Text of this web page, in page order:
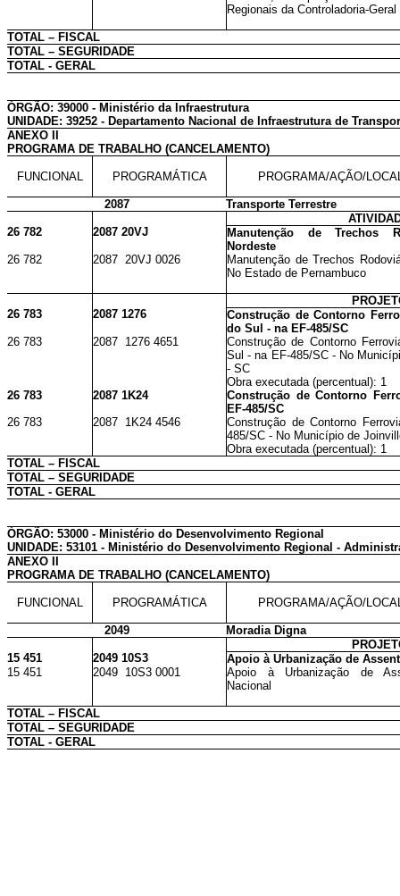
Regionais da Controladoria-
TOTAL – FISCAL
TOTAL – SEGURIDADE
TOTAL - GERAL
ÓRGÃO: 39000 - Ministério da Infraestrutura
UNIDADE: 39252 - Departamento Nacional de Infraestrutura de
ANEXO II
PROGRAMA DE TRABALHO (CANCELAMENTO)
FUNCIONAL PROGRAMÁTICA PROGRAMA/AÇÃO/
2087
Transporte Terrestre
26 782
2087 20VJ
Manutenção de Trechos
Nordeste
26 782
2087 20VJ 0026
Manutenção de Trechos
No Estado de Pernambuco
26 783
2087 1276
Construção de Contorno
do Sul - na EF-485/SC
26 783
2087 1276 4651
Construção de Contorno
Sul - na EF-485/SC - No
- SC
Obra executada (percentual): 1
26 783
2087 1K24
Construção de Contorno
EF-485/SC
26 783
2087 1K24 4546
Construção de Contorno
485/SC - No Município de
Obra executada (percentual): 1
TOTAL – FISCAL
TOTAL – SEGURIDADE
TOTAL - GERAL
ÓRGÃO: 53000 - Ministério do Desenvolvimento Regional
UNIDADE: 53101 - Ministério do Desenvolvimento Regional -
ANEXO II
PROGRAMA DE TRABALHO (CANCELAMENTO)
FUNCIONAL PROGRAMÁTICA PROGRAMA/AÇÃO/
2049
Moradia Digna
15 451
2049 10S3
Apoio à Urbanização de
15 451
2049 10S3 0001
Apoio à Urbanização de
Nacional
TOTAL – FISCAL
TOTAL – SEGURIDADE
TOTAL - GERAL